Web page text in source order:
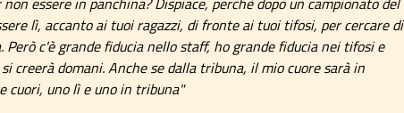
lì, accanto ai tuoi ragazzi, di fronte ai tuoi tifosi, per cercare di
Però c'è grande fiducia nello staff, ho grande fiducia nei tifosi e
creerà domani. Anche se dalla tribuna, il mio cuore sarà in
cuori, uno lì e uno in tribuna"